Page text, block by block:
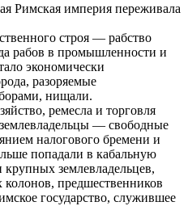
Римская империя переживала
строя — рабство
рабов в промышленности и
экономически
разоряемые
нищали.
ремесла и торговля
— свободные
налогового бремени и
попадали в кабальную
землевладельцев,
предшественников
государство, служившее